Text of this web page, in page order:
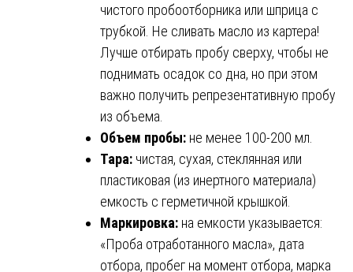
чистого пробоотборника или шприца с
трубкой. Не сливать масло из картера!
Лучше отбирать пробу сверху, чтобы не
поднимать осадок со дна, но при этом
важно получить репрезентативную пробу
из объема.
Объем пробы: не менее 100-200 мл.
Тара: чистая, сухая, стеклянная или
пластиковая (из инертного материала)
емкость с герметичной крышкой.
Маркировка: на емкости указывается:
«Проба отработанного масла», дата
отбора, пробег на момент отбора, марка